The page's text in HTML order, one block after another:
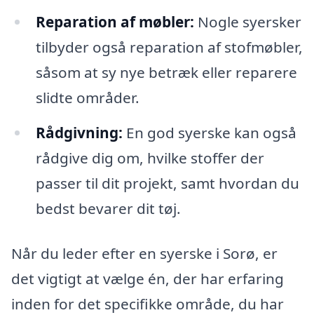
Reparation af møbler: Nogle syersker
tilbyder også reparation af stofmøbler,
såsom at sy nye betræk eller reparere
slidte områder.
Rådgivning: En god syerske kan også
rådgive dig om, hvilke stoffer der
passer til dit projekt, samt hvordan du
bedst bevarer dit tøj.
Når du leder efter en syerske i Sorø, er
det vigtigt at vælge én, der har erfaring
inden for det specifikke område, du har